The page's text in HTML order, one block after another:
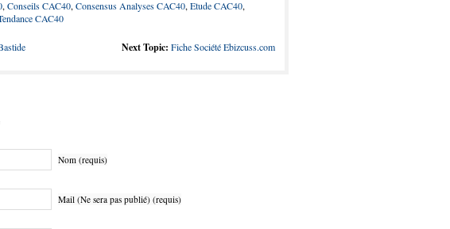
, Conseils CAC40, Consensus Analyses CAC40, Etude CAC40,
CAC40
Next Topic: Fiche Société Ebizcuss.com
Nom (requis)
Mail (Ne sera pas publié) (requis)